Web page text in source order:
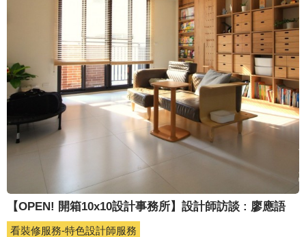
【OPEN! 開箱10x10設計事務所】設計師訪談 : 廖應語
看裝修服務-特色設計師服務